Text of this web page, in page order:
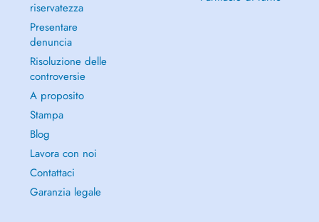
riservatezza
Presentare
denuncia
Risoluzione delle
controversie
A proposito
Stampa
Blog
Lavora con noi
Contattaci
Garanzia legale